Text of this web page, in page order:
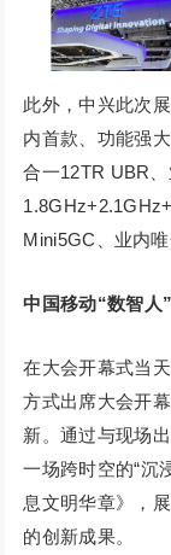
此外，中兴此次
内首款、功能强
合一12TR UBR
Mini5GC、业内
中国移动“数智人
在大会开幕式当
方式出席大会开
新。通过与现场
一场跨时空的“沉
息文明华章》，
的创新成果。